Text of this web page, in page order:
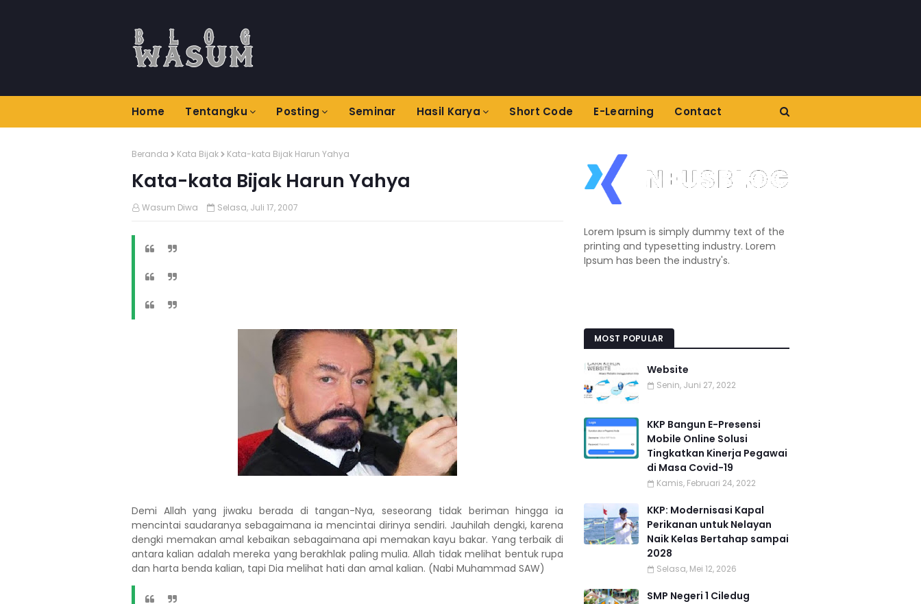
Home Tentangku Posting Seminar Hasil Karya Short Code E-Learning Contact
Beranda Kata Bijak Kata-kata Bijak Harun Yahya
Kata-kata Bijak Harun Yahya
Wasum Diwa Selasa, Juli 17, 2007
Demi Allah yang jiwaku berada di tangan-Nya, seseorang tidak beriman hingga ia
mencintai saudaranya sebagaimana ia mencintai dirinya sendiri. Jauhilah dengki, karena
dengki memakan amal kebaikan sebagaimana api memakan kayu bakar. Yang terbaik di
antara kalian adalah mereka yang berakhlak paling mulia. Allah tidak melihat bentuk rupa
dan harta benda kalian, tapi Dia melihat hati dan amal kalian. (Nabi Muhammad SAW)
Lorem Ipsum is simply dummy text of the
printing and typesetting industry. Lorem
Ipsum has been the industry's.
MOST POPULAR
Website
Senin, Juni 27, 2022
KKP Bangun E-Presensi
Mobile Online Solusi
Tingkatkan Kinerja Pegawai
di Masa Covid-19
Kamis, Februari 24, 2022
KKP: Modernisasi Kapal
Perikanan untuk Nelayan
Naik Kelas Bertahap sampai
2028
Selasa, Mei 12, 2026
SMP Negeri 1 Ciledug